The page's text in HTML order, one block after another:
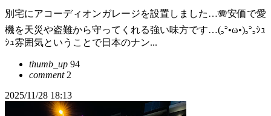
別宅にアコーディオンガレージを設置しました…🪗安価で愛
機を天災や盗難から守ってくれる強い味方です…(꜆꜄•ω•)꜆꜄꜆ｼｭ
ｼｭ雰囲気ということで日本のナン...
thumb_up 94
comment2
2025/11/28 18:13